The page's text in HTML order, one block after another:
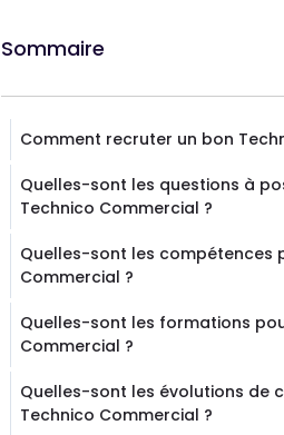
Sommaire
Comment recruter un bon
Quelles-sont les questions à
Technico Commercial ?
Quelles-sont les compétences
Commercial ?
Quelles-sont les formations
Commercial ?
Quelles-sont les évolutions de
Technico Commercial ?